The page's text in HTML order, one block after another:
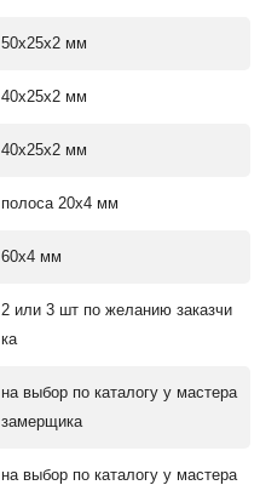
50х25х2 мм
40х25х2 мм
40х25х2 мм
полоса 20х4 мм
60х4 мм
2 или 3 шт по желанию заказчи
ка
на выбор по каталогу у мастера
замерщика
на выбор по каталогу у мастера